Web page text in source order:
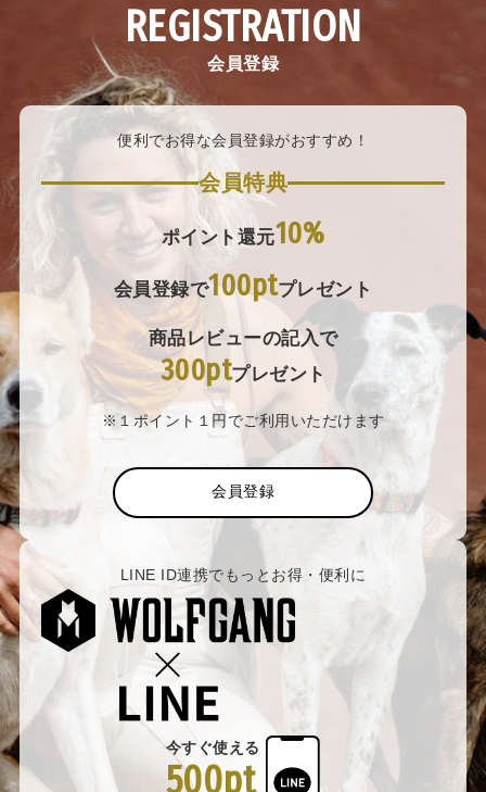
REGISTRATION
会員登録
便利でお得な会員登録がおすすめ！
会員特典
ポイント還元10%
会員登録で100ptプレゼント
商品レビューの記入で
300ptプレゼント
※１ポイント１円でご利用いただけます
会員登録
LINE ID連携でもっとお得・便利に
今すぐ使える
500pt